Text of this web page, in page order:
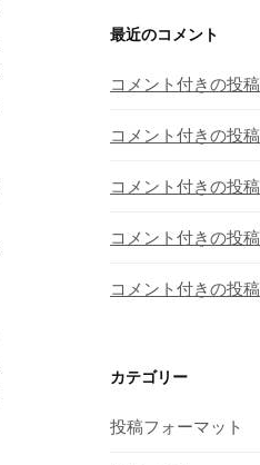
最近のコメント
コメント付きの投稿
コメント付きの投稿
コメント付きの投稿
コメント付きの投稿
コメント付きの投稿
カテゴリー
投稿フォーマット